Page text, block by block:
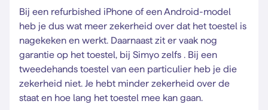
Bij een refurbished iPhone of een Android-model
heb je dus wat meer zekerheid over dat het toestel is
nagekeken en werkt. Daarnaast zit er vaak nog
garantie op het toestel, bij Simyo zelfs . Bij een
tweedehands toestel van een particulier heb je die
zekerheid niet. Je hebt minder zekerheid over de
staat en hoe lang het toestel mee kan gaan.